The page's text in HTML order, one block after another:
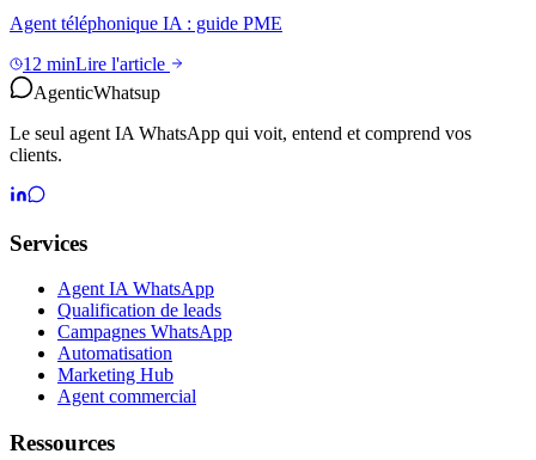
Agent téléphonique IA : guide PME
12 minLire l'article
AgenticWhatsup
Le seul agent IA WhatsApp qui voit, entend et comprend vos
clients.
Services
Agent IA WhatsApp
Qualification de leads
Campagnes WhatsApp
Automatisation
Marketing Hub
Agent commercial
Ressources